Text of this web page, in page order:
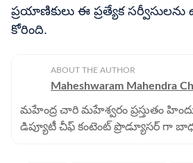
ప్రయాణికులు ఈ ప్రత్యేక
కోరింది.
ABOUT THE AUTHOR
Maheshwaram Mahendra
మహేంద్ర చారి మహేశ్వరం ప్రస్తుతం
డిప్యూటీ చీఫ్ కంటెంట్ ప్రొడ్యూసర్ గా